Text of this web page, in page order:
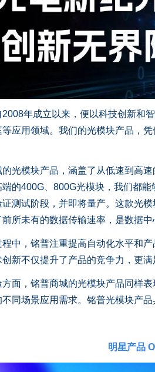
年成立以来，便以科技创新和智
等应用领域。我们的光模块产品，
模块产品，涵盖了从低速到高速
的400G、800G光模块，我们都
测试阶段，并即将量产。这款光
所未有的数据传输速率，是数据
，铭普注重提高自动化水平和产
新不仅提升了产品的竞争力，更
，铭普商城的光模块产品同样表
同场景应用需求。铭普光模块产
明星产品